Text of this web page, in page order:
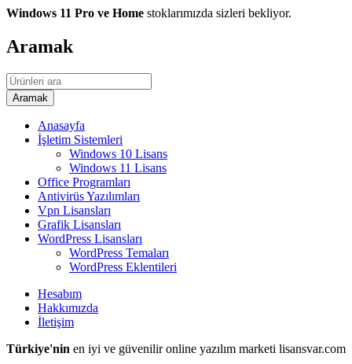
Windows 11 Pro ve Home stoklarımızda sizleri bekliyor.
Aramak
Anasayfa
İşletim Sistemleri
Windows 10 Lisans
Windows 11 Lisans
Office Programları
Antivirüs Yazılımları
Vpn Lisansları
Grafik Lisansları
WordPress Lisansları
WordPress Temaları
WordPress Eklentileri
Hesabım
Hakkımızda
İletişim
Türkiye'nin en iyi ve güvenilir online yazılım marketi lisansvar.com